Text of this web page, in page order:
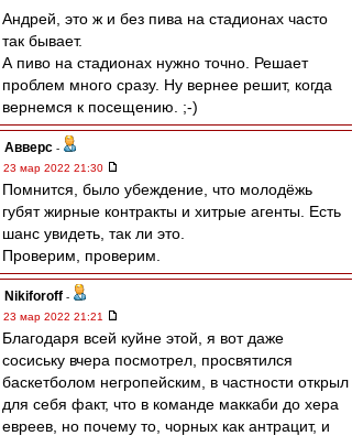
Андрей, это ж и без пива на стадионах часто
так бывает.
А пиво на стадионах нужно точно. Решает
проблем много сразу. Ну вернее решит, когда
вернемся к посещению. ;-)
Авверс -
23 мар 2022 21:30
Помнится, было убеждение, что молодёжь
губят жирные контракты и хитрые агенты. Есть
шанс увидеть, так ли это.
Проверим, проверим.
Nikiforoff -
23 мар 2022 21:21
Благодаря всей куйне этой, я вот даже
сосиську вчера посмотрел, просвятился
баскетболом негропейским, в частности открыл
для себя факт, что в команде маккаби до хера
евреев, но почему то, чорных как антрацит, и